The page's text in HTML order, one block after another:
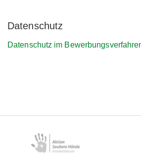
Datenschutz
Datenschutz im